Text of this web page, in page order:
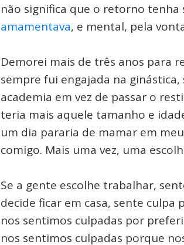
não significa que o retorno tenha
amamentava, e mental, pela
Demorei mais de três anos para
sempre fui engajada na
academia em vez de passar o
teria mais aquele tamanho e
um dia pararia de mamar em
comigo. Mais uma vez, uma
Se a gente escolhe trabalhar,
decide ficar em casa, sente culpa
nos sentimos culpadas por
nos sentimos culpadas porque